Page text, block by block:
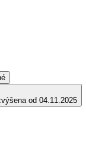
od 04.11.2025